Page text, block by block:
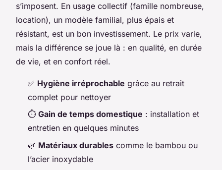
s’imposent. En usage collectif (famille nombreuse,
location), un modèle familial, plus épais et
résistant, est un bon investissement. Le prix varie,
mais la différence se joue là : en qualité, en durée
de vie, et en confort réel.
✅ Hygiène irréprochable grâce au retrait
complet pour nettoyer
⏱️ Gain de temps domestique : installation et
entretien en quelques minutes
🌿 Matériaux durables comme le bambou ou
l’acier inoxydable